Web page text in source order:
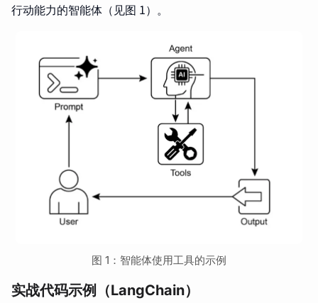
行动能力的智能体（见图 1）。
图 1：智能体使用工具的示例
实战代码示例（LangChain）